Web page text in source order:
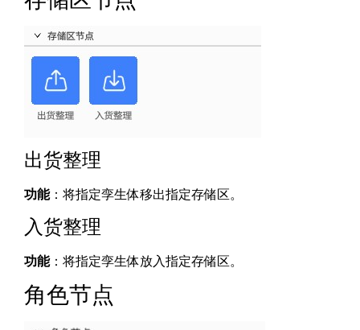
出货整理
功能：将指定孪生体移出指定存储区。
入货整理
功能：将指定孪生体放入指定存储区。
角色节点